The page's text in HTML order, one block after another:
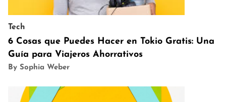
Tech
6 Cosas que Puedes Hacer en Tokio Gratis: Una
Guía para Viajeros Ahorrativos
By Sophia Weber